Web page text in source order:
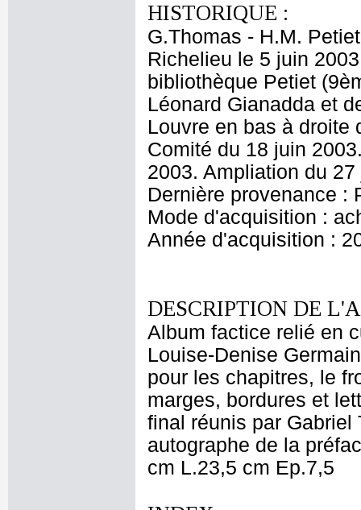
HISTORIQUE :
G.Thomas - H.M.
Richelieu le 5 juin
bibliothèque Petiet
Léonard Gianadda et
Louvre en bas à droite
Comité du 18 juin
2003. Ampliation du
Dernière provenance :
Mode d'acquisition :
Année d'acquisition :
DESCRIPTION DE
Album factice relié en
Louise-Denise
pour les chapitres, le
marges, bordures et
final réunis par Gabriel
autographe de la
cm L.23,5 cm Ep.7,5